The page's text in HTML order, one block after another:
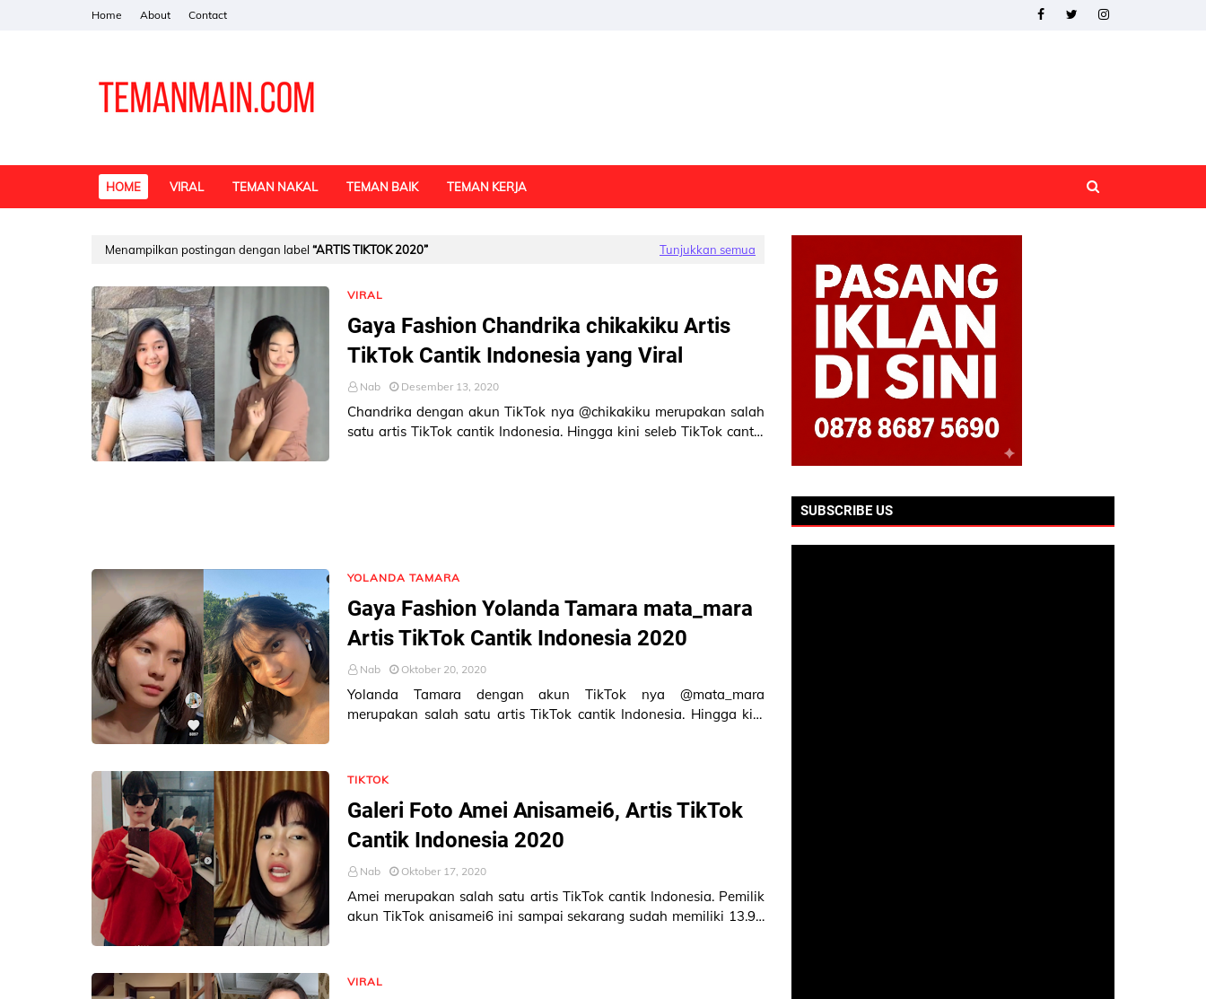
Home About Contact
HOME VIRAL TEMAN NAKAL TEMAN BAIK TEMAN KERJA
Menampilkan postingan dengan label ARTIS TIKTOK 2020 Tunjukkan semua
VIRAL
Gaya Fashion Chandrika chikakiku Artis
TikTok Cantik Indonesia yang Viral
Nab Desember 13, 2020
Chandrika dengan akun TikTok nya @chikakiku merupakan salah
satu artis TikTok cantik Indonesia. Hingga kini seleb TikTok cantik
YOLANDA TAMARA
Gaya Fashion Yolanda Tamara mata_mara
Artis TikTok Cantik Indonesia 2020
Nab Oktober 20, 2020
Yolanda Tamara dengan akun TikTok nya @mata_mara
merupakan salah satu artis TikTok cantik Indonesia. Hingga kini
TIKTOK
Galeri Foto Amei Anisamei6, Artis TikTok
Cantik Indonesia 2020
Nab Oktober 17, 2020
Amei merupakan salah satu artis TikTok cantik Indonesia. Pemilik
akun TikTok anisamei6 ini sampai sekarang sudah memiliki 13.9K
VIRAL
SUBSCRIBE US